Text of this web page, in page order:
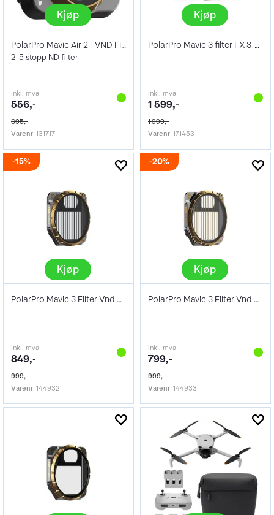
Kjøp
PolarPro Mavic Air 2 - VND Filter
2-5 stopp ND filter
inkl. mva
556,-
695,-
Varenr 131717
Kjøp
PolarPro Mavic 3 filter FX 3-pack
inkl. mva
1 599,-
1 999,-
Varenr 171453
15%
Kjøp
PolarPro Mavic 3 Filter Vnd 2-5 Bluemorp
inkl. mva
849,-
999,-
Varenr 144932
20%
Kjøp
PolarPro Mavic 3 Filter Vnd 2-5 Goldmorp
inkl. mva
799,-
999,-
Varenr 144933